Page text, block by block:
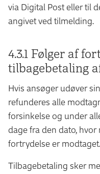
via Digital Post eller til
angivet ved tilmelding.
4.3.1 Følger af
tilbagebetaling
Hvis ansøger udøver
refunderes alle
forsinkelse og under
dage fra den dato,
fortrydelse er modtaget.
Tilbagebetaling sker